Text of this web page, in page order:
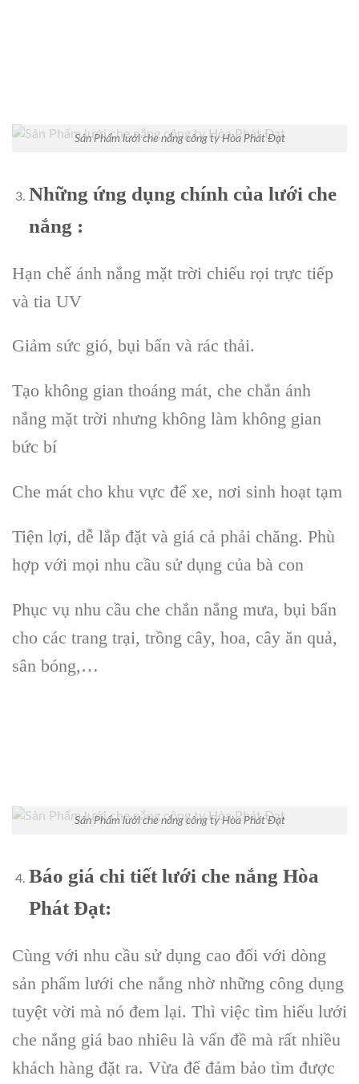
Sản Phẩm lưới che nắng công ty Hòa Phát Đạt
Những ứng dụng chính của lưới che
nắng :
Hạn chế ánh nắng mặt trời chiếu rọi trực tiếp
và tia UV
Giảm sức gió, bụi bẩn và rác thải.
Tạo không gian thoáng mát, che chắn ánh
nắng mặt trời nhưng không làm không gian
bức bí
Che mát cho khu vực để xe, nơi sinh hoạt tạm
Tiện lợi, dễ lắp đặt và giá cả phải chăng. Phù
hợp với mọi nhu cầu sử dụng của bà con
Phục vụ nhu cầu che chắn nắng mưa, bụi bẩn
cho các trang trại, trồng cây, hoa, cây ăn quả,
sân bóng,…
Sản Phẩm lưới che nắng công ty Hòa Phát Đạt
Báo giá chi tiết lưới che nắng Hòa
Phát Đạt:
Cùng với nhu cầu sử dụng cao đối với dòng
sản phẩm lưới che nắng nhờ những công dụng
tuyệt vời mà nó đem lại. Thì việc tìm hiểu lưới
che nắng giá bao nhiêu là vấn đề mà rất nhiều
khách hàng đặt ra. Vừa để đảm bảo tìm được